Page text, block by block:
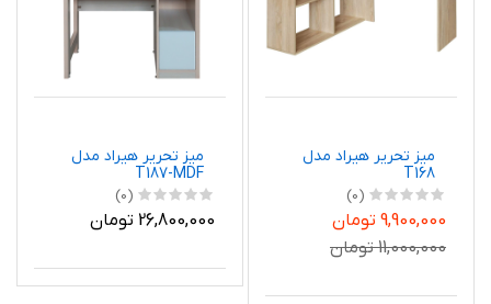
میز تحریر هیراد مدل
T168
(0)
9,900,000 تومان
11,000,000 تومان
میز تحریر هیراد مدل
T187-MDF
(0)
26,800,000 تومان